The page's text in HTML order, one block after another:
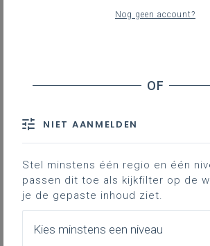
Inspirerend materiaal
Ondersteuning op de klasvloer
Nog geen account?
NIET AANMELDEN
Stel minstens één regio en één
passen dit toe als kijkfilter op de
je de gepaste inhoud ziet.
Kies minstens een niveau